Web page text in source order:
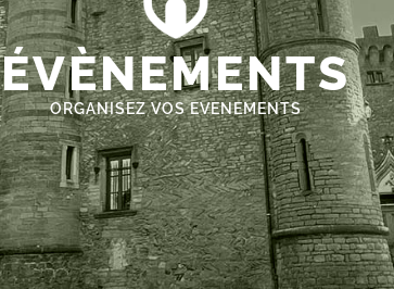
ÉVÈNEMENTS
ORGANISEZ VOS EVENEMENTS